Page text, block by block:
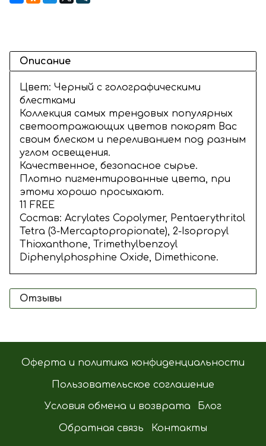
Описание
Цвет: Черный с голографическими
блестками
Коллекция самых трендовых популярных
светоотражающих цветов покорят Вас
своим блеском и переливанием под разным
углом освещения.
Качественное, безопасное сырье.
Плотно пигментированные цвета, при
этоми хорошо просыхают.
11 FREE
Состав: Acrylates Copolymer, Pentaerythritol
Tetra (3-Mercaptopropionate), 2-Isopropyl
Thioxanthone, Trimethylbenzoyl
Diphenylphosphine Oxide, Dimethicone.
Отзывы
Оферта и политика конфиденциальности
Пользовательское соглашение
Условия обмена и возврата Блог
Обратная связь Контакты